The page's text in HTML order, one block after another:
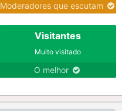
Moderadores que escutam
Visitantes
Muito visitado
O melhor